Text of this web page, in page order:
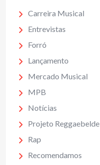
Carreira Musical
Entrevistas
Forró
Lançamento
Mercado Musical
MPB
Notícias
Projeto Reggaebelde
Rap
Recomendamos